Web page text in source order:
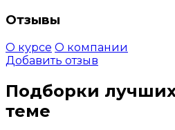
Отзывы
О курсе О компании
Добавить отзыв
Подборки
теме